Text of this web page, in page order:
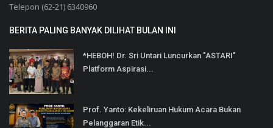
Telepon (62-21) 6340960
BERITA PALING BANYAK DILIHAT BULAN INI
*HEBOH! Dr. Sri Untari Luncurkan "ASTARI"
Platform Aspirasi...
Prof. Yanto: Kekeliruan Hukum Acara Bukan
Pelanggaran Etik...